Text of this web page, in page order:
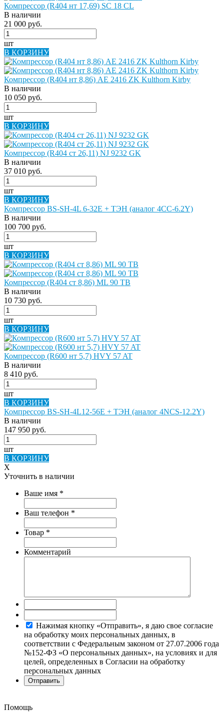
Компрессор (R404 нт 17,69) SC 18 СL
В наличии
21 000 руб.
шт
В КОРЗИНУ
Компрессор (R404 нт 8,86) AE 2416 ZK Kulthorn Kirby
В наличии
10 050 руб.
шт
В КОРЗИНУ
Компрессор (R404 ст 26,11) NJ 9232 GK
В наличии
37 010 руб.
шт
В КОРЗИНУ
Компрессор BS-SH-4L 6-32E + ТЭН (аналог 4CC-6.2Y)
В наличии
100 700 руб.
шт
В КОРЗИНУ
Компрессор (R404 ст 8,86) ML 90 TB
В наличии
10 730 руб.
шт
В КОРЗИНУ
Компрессор (R600 нт 5,7) HVY 57 AT
В наличии
8 410 руб.
шт
В КОРЗИНУ
Компрессор BS-SH-4L12-56E + ТЭН (аналог 4NCS-12.2Y)
В наличии
147 950 руб.
шт
В КОРЗИНУ
X
Уточнить в наличии
Ваше имя *
Ваш телефон *
Товар *
Комментарий
Нажимая кнопку «Отправить», я даю свое согласие
на обработку моих персональных данных, в
соответствии с Федеральным законом от 27.07.2006 года
№152-ФЗ «О персональных данных», на условиях и для
целей, определенных в Согласии на обработку
персональных данных
Помощь